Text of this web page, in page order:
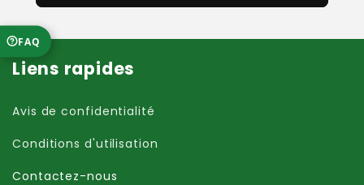
FAQ
Liens rapides
Avis de confidentialité
Conditions d'utilisation
Contactez-nous